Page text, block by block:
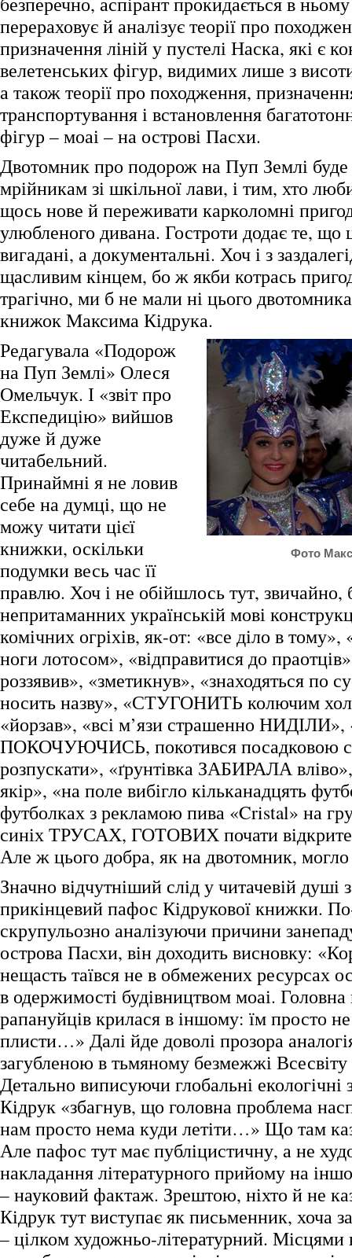
перераховує й аналізує теорії про
призначення ліній у пустелі Наска, які є
велетенських фігур, видимих лише з
а також теорії про походження,
транспортування і встановлення
фігур – моаі – на острові Пасхи.
Двотомник про подорож на Пуп Землі буде
мрійникам зі шкільної лави, і тим, хто
щось нове й переживати карколомні
улюбленого дивана. Гостроти додає те, що
вигадані, а документальні. Хоч і з
щасливим кінцем, бо ж якби котрась
трагічно, ми б не мали ні цього
книжок Максима Кідрука.
Фото
Редагувала «Подорож
на Пуп Землі» Олеся
Омельчук. І «звіт про
Експедицію» вийшов
дуже й дуже
читабельний.
Принаймні я не ловив
себе на думці, що не
можу читати цієї
книжки, оскільки
подумки весь час її
правлю. Хоч і не обійшлось тут, звичайно,
непритаманних українській мові
комічних огріхів, як-от: «все діло в
ноги лотосом», «відправитися до
роззявив», «зметикнув», «знаходяться по
носить назву», «СТУГОНИТЬ колючим
«йорзав», «всі м’язи страшенно НИДІЛИ»,
ПОКОЧУЮЧИСЬ, покотився посадковою
розпускати», «ґрунтівка ЗАБИРАЛА
якір», «на поле вибігло кільканадцять
футболках з рекламою пива «Cristal» на
синіх ТРУСАХ, ГОТОВИХ почати
Але ж цього добра, як на двотомник,
Значно відчутніший слід у читачевій душі
прикінцевий пафос Кідрукової книжки.
скрупульозно аналізуючи причини
острова Пасхи, він доходить висновку:
нещасть таївся не в обмежених ресурсах
в одержимості будівництвом моаі.
рапануйців крилася в іншому: їм просто
плисти…» Далі йде доволі прозора
загубленою в тьмяному безмежжі
Детально виписуючи глобальні
Кідрук «збагнув, що головна проблема
нам просто нема куди летіти…» Що там
Але пафос тут має публіцистичну, а не
накладання літературного прийому на
– науковий фактаж. Зрештою, ніхто й не
Кідрук тут виступає як письменник, хоча
– цілком художньо-літературний. Місцями